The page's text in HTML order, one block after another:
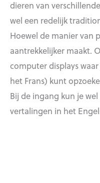
dieren van
wel een redelijk
Hoewel de manier van
aantrekkelijker maakt.
computer displays
het Frans) kunt
Bij de ingang kun je
vertalingen in het